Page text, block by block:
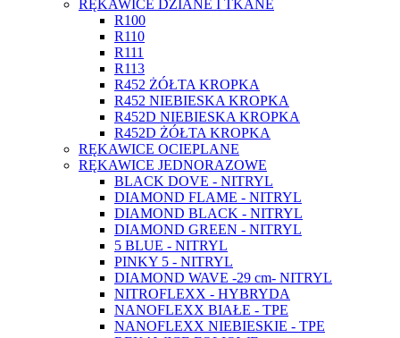
RĘKAWICE DZIANE I TKANE
R100
R110
R111
R113
R452 ŻÓŁTA KROPKA
R452 NIEBIESKA KROPKA
R452D NIEBIESKA KROPKA
R452D ŻÓŁTA KROPKA
RĘKAWICE OCIEPLANE
RĘKAWICE JEDNORAZOWE
BLACK DOVE - NITRYL
DIAMOND FLAME - NITRYL
DIAMOND BLACK - NITRYL
DIAMOND GREEN - NITRYL
5 BLUE - NITRYL
PINKY 5 - NITRYL
DIAMOND WAVE -29 cm- NITRYL
NITROFLEXX - HYBRYDA
NANOFLEXX BIAŁE - TPE
NANOFLEXX NIEBIESKIE - TPE